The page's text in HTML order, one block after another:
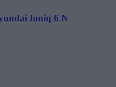
Ioniq 6 N